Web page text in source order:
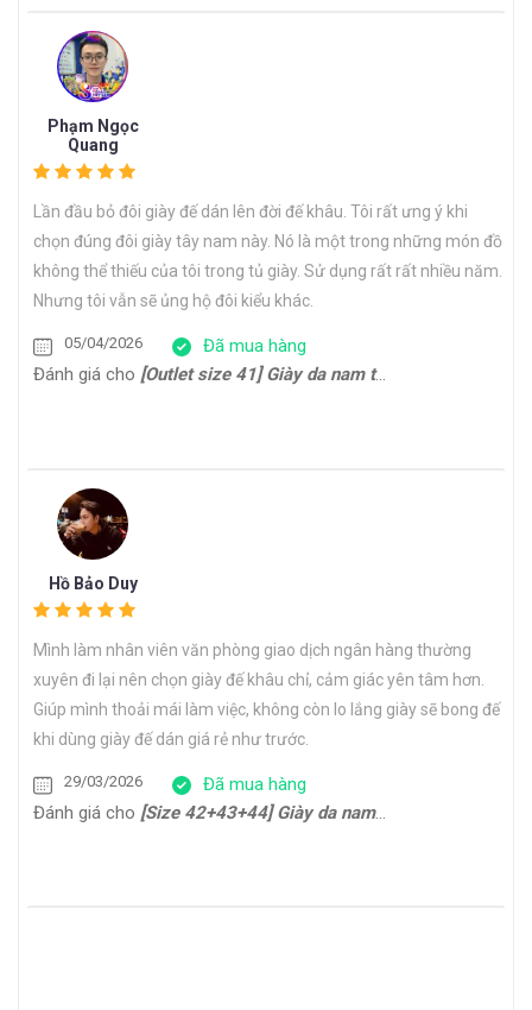
Phạm Ngọc
Quang
Lần đầu bỏ đôi giày đế dán lên đời đế khâu. Tôi rất ưng ý khi
chọn đúng đôi giày tây nam này. Nó là một trong những món đồ
không thể thiếu của tôi trong tủ giày. Sử dụng rất rất nhiều năm.
Nhưng tôi vẫn sẽ ủng hộ đôi kiểu khác.
05/04/2026
Đã mua hàng
Đánh giá cho [Outlet size 41] Giày da nam trẻ trung Derby CDB0170G
Hồ Bảo Duy
Mình làm nhân viên văn phòng giao dịch ngân hàng thường
xuyên đi lại nên chọn giày đế khâu chỉ, cảm giác yên tâm hơn.
Giúp mình thoải mái làm việc, không còn lo lắng giày sẽ bong đế
khi dùng giày đế dán giá rẻ như trước.
29/03/2026
Đã mua hàng
Đánh giá cho [Size 42+43+44] Giày da nam công sở form thon gọn Oxford HH22794